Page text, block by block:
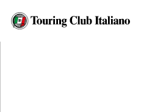
HOME